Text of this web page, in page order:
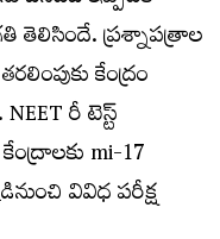
తెలిసిందే. ప్రశ్నాపత్రాల
కేంద్రం
రీ టెస్ట్
mi-17
వివిధ పరీక్ష